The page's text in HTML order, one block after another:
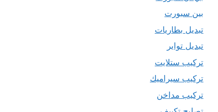
بين سبورت
تبديل بطاريات
تبديل تواير
تركيب ستلايت
تركيب سيراميك
تركيب مداخن